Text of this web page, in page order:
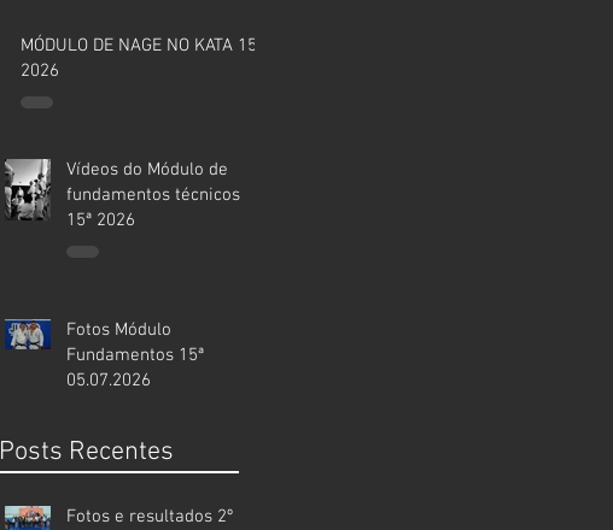
MÓDULO DE NAGE NO KATA 15ª
2026
Vídeos do Módulo de
fundamentos técnicos
15ª 2026
Fotos Módulo
Fundamentos 15ª
05.07.2026
Posts Recentes
Fotos e resultados 2º